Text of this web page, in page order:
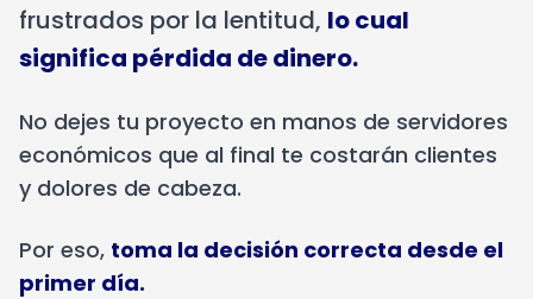
frustrados por la lentitud, lo cual
significa pérdida de dinero.
No dejes tu proyecto en manos de servidores
económicos que al final te costarán clientes
y dolores de cabeza.
Por eso, toma la decisión correcta desde el
primer día.